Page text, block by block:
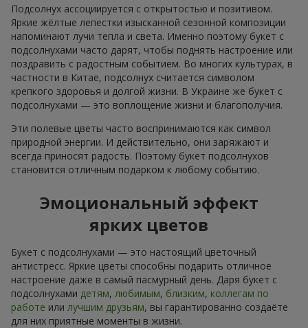
Подсолнух ассоциируется с открытостью и позитивом.
Яркие жёлтые лепестки изысканной сезонной композиции
напоминают лучи тепла и света. Именно поэтому букет с
подсолнухами часто дарят, чтобы поднять настроение или
поздравить с радостным событием. Во многих культурах, в
частности в Китае, подсолнух считается символом
крепкого здоровья и долгой жизни. В Украине же букет с
подсолнухами — это воплощение жизни и благополучия.
Эти полевые цветы часто воспринимаются как символ
природной энергии. И действительно, они заряжают и
всегда приносят радость. Поэтому букет подсолнухов
становится отличным подарком к любому событию.
Эмоциональный эффект
ярких цветов
Букет с подсолнухами — это настоящий цветочный
антистресс. Яркие цветы способны подарить отличное
настроение даже в самый пасмурный день. Даря букет с
подсолнухами детям, любимым, близким, коллегам по
работе или лучшим друзьям, вы гарантированно создаёте
для них приятные моменты в жизни.